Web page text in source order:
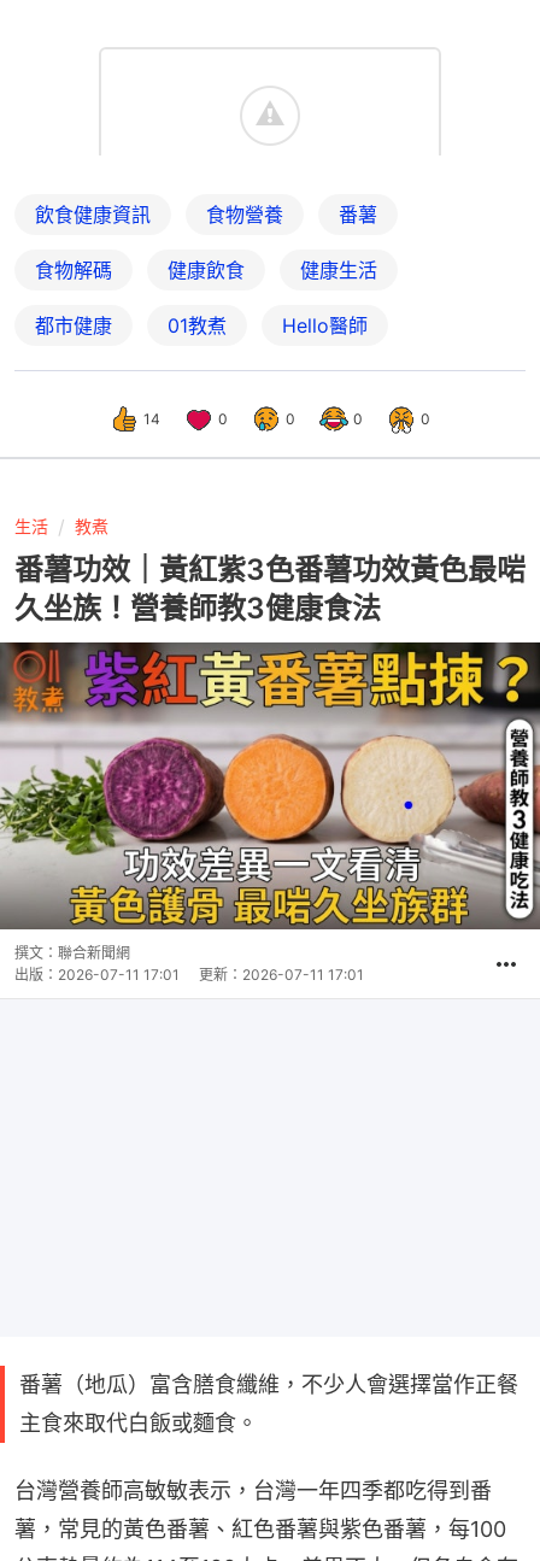
飲食健康資訊 食物營養 番薯
食物解碼 健康飲食 健康生活
都市健康 01教煮 Hello醫師
14 0 0 0 0
生活 教煮
番薯功效｜黃紅紫3色番薯功效黃色最啱
久坐族！營養師教3健康食法
撰文： 聯合新聞網
出版： 2026-07-11 17:01 更新： 2026-07-11 17:01
番薯（地瓜）富含膳食纖維，不少人會選擇當作正餐
主食來取代白飯或麵食。
台灣營養師高敏敏表示，台灣一年四季都吃得到番
薯，常見的黃色番薯、紅色番薯與紫色番薯，每100